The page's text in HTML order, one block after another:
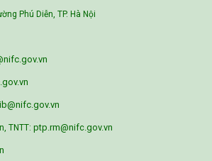
Center for Food Safety Risk
Phú Diễn, TP. Hà Nội
TNTT: ptp.rm@nifc.gov.vn